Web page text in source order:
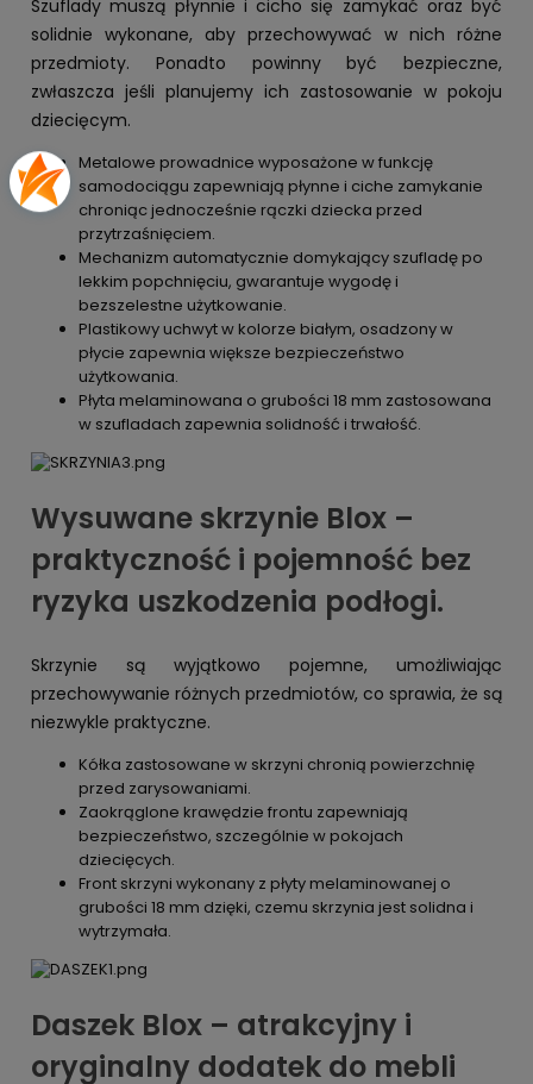
Szuflady muszą płynnie i cicho się zamykać oraz być
solidnie wykonane, aby przechowywać w nich różne
przedmioty. Ponadto powinny być bezpieczne,
zwłaszcza jeśli planujemy ich zastosowanie w pokoju
dziecięcym.
Metalowe prowadnice wyposażone w funkcję
samodociągu zapewniają płynne i ciche zamykanie
chroniąc jednocześnie rączki dziecka przed
przytrzaśnięciem.
Mechanizm automatycznie domykający szufladę po
lekkim popchnięciu, gwarantuje wygodę i
bezszelestne użytkowanie.
Plastikowy uchwyt w kolorze białym, osadzony w
płycie zapewnia większe bezpieczeństwo
użytkowania.
Płyta melaminowana o grubości 18 mm zastosowana
w szufladach zapewnia solidność i trwałość.
Wysuwane skrzynie Blox –
praktyczność i pojemność bez
ryzyka uszkodzenia podłogi.
Skrzynie są wyjątkowo pojemne, umożliwiając
przechowywanie różnych przedmiotów, co sprawia, że są
niezwykle praktyczne.
Kółka zastosowane w skrzyni chronią powierzchnię
przed zarysowaniami.
Zaokrąglone krawędzie frontu zapewniają
bezpieczeństwo, szczególnie w pokojach
dziecięcych.
Front skrzyni wykonany z płyty melaminowanej o
grubości 18 mm dzięki, czemu skrzynia jest solidna i
wytrzymała.
Daszek Blox – atrakcyjny i
oryginalny dodatek do mebli